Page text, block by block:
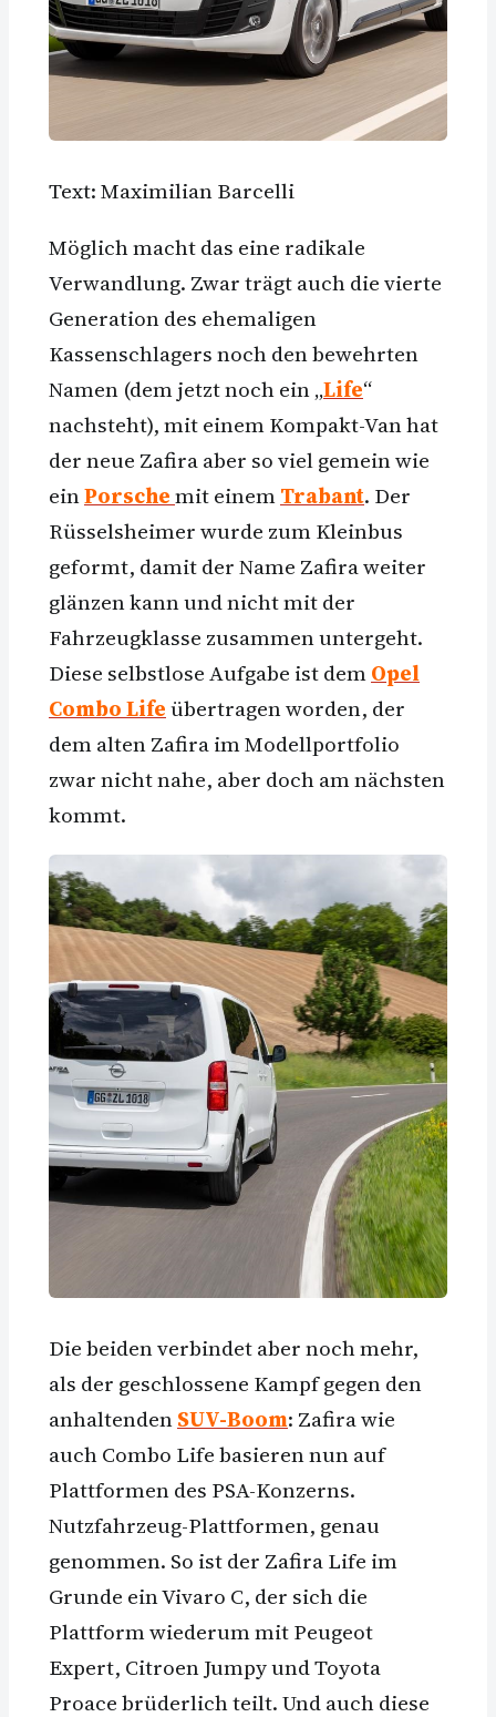
Text: Maximilian Barcelli
Möglich macht das eine radikale
Verwandlung. Zwar trägt auch die vierte
Generation des ehemaligen
Kassenschlagers noch den bewehrten
Namen (dem jetzt noch ein „Life“
nachsteht), mit einem Kompakt-Van hat
der neue Zafira aber so viel gemein wie
einPorschemit einemTrabant. Der
Rüsselsheimer wurde zum Kleinbus
geformt, damit der Name Zafira weiter
glänzen kann und nicht mit der
Fahrzeugklasse zusammen untergeht.
Diese selbstlose Aufgabe ist demOpel
Combo Lifeübertragen worden, der
dem alten Zafira im Modellportfolio
zwar nicht nahe, aber doch am nächsten
kommt.
Die beiden verbindet aber noch mehr,
als der geschlossene Kampf gegen den
anhaltendenSUV-Boom: Zafira wie
auch Combo Life basieren nun auf
Plattformen des PSA-Konzerns.
Nutzfahrzeug-Plattformen, genau
genommen. So ist der Zafira Life im
Grunde ein Vivaro C, der sich die
Plattform wiederum mit Peugeot
Expert, Citroen Jumpy und Toyota
Proace brüderlich teilt. Und auch diese